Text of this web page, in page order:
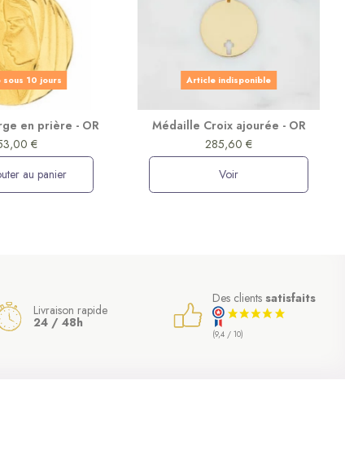
sous 10 jours
en prière - OR
€
au panier
Article indisponible
Médaille Croix ajourée - OR
285,60 €
Voir
Livraison rapide
24 / 48h
Des clients satisfaits
(9,4 / 10)